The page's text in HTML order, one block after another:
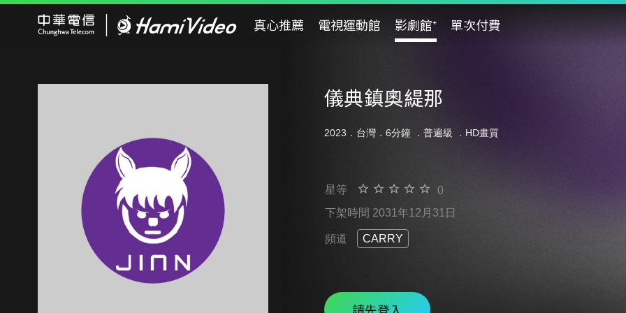
真心推薦 電視運動館 影劇館⁺ 單次付費
儀典鎮奧緹那
2023．台灣．6分鐘 ． 普遍級 ．HD畫質
星等
0
下架時間 2031年12月31日
頻道 CARRY